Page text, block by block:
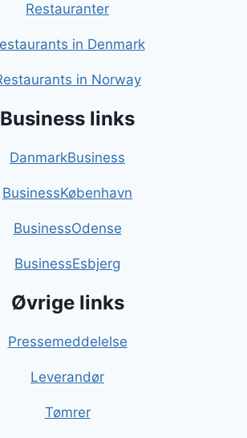
Restauranter
in Denmark
in Norway
Business links
DanmarkBusiness
BusinessKøbenhavn
BusinessOdense
BusinessEsbjerg
Øvrige links
Pressemeddelelse
Leverandør
Tømrer